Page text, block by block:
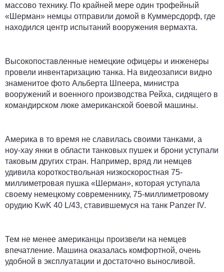
массово технику. По крайней мере один трофейный
«Шерман» немцы отправили домой в Куммерсдорф, где
находился центр испытаний вооружения вермахта.
Высокопоставленные немецкие офицеры и инженеры
провели инвентаризацию танка. На видеозаписи видно
знаменитое фото Альберта Шпеера, министра
вооружений и военного производства Рейха, сидящего в
командирском люке американской боевой машины.
Америка в то время не славилась своими танками, а
ноу-хау янки в области танковых пушек и брони уступали
таковым других стран. Например, вряд ли немцев
удивила короткоствольная низкоскоростная 75-
миллиметровая пушка «Шерман», которая уступала
своему немецкому современнику, 75-миллиметровому
орудию KwK 40 L/43, ставившемуся на танк Panzer IV.
Тем не менее американцы произвели на немцев
впечатление. Машина оказалась комфортной, очень
удобной в эксплуатации и достаточно выносливой.